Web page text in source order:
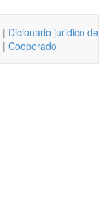
| Dicionario juridico de
| Cooperado